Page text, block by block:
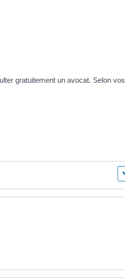
gratuitement un avocat. Selon vos